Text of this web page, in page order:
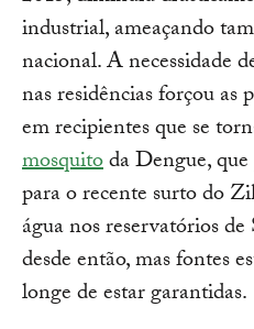
industrial, ameaçando
nacional. A necessidade
nas residências forçou as
em recipientes que se
mosquitoda Dengue,
para o recente surto do
água nos reservatórios
desde então, mas fontes
longe de estar garantidas.